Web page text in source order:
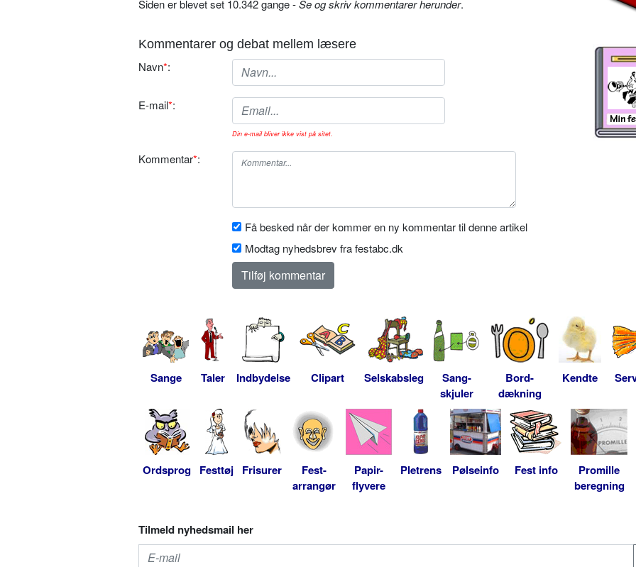
Siden er blevet set 10.342 gange -Se og skriv kommentarer herunder.
Kommentarer og debat mellem læsere
Navn*:
E-mail*:
Din e-mail bliver ikke vist på sitet.
Kommentar*:
Få besked når der kommer en ny kommentar til denne artikel
Modtag nyhedsbrev fra festabc.dk
Sange Taler Indbydelse Clipart Selskabsleg
Sang-
skjuler
Bord-
dækning
Kendte
Ordsprog Festtøj Frisurer
Fest-
arrangør
Papir-
flyvere
Pletrens Pølseinfo Fest info
Promille
beregning
Tilmeld nyhedsmail her